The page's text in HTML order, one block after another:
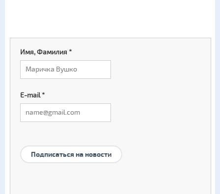
Имя, Фамилия *
E-mail*
Подписаться на новости